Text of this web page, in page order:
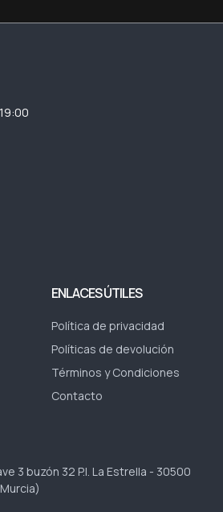
ENLACES ÚTILES
Política de privacidad
Políticas de devolución
Términos y Condiciones
Contacto
3 buzón 32 P.I. La Estrella - 30500